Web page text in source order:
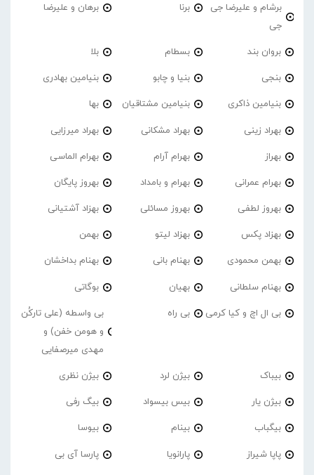
برشام و علیرضا جی
جی
برنا برهان و علیرضا
بروان بند بسطام بلا
بنجی بنیا و چابو بنیامین بهادری
بنیامین ذاکری بنیامین مشتاقیان بها
بهراد زینی بهراد مشکانی بهراد میرزایی
بهراز بهرام آرام بهرام الماسی
بهرام عمرانی بهرام و بامداد بهروز پایگان
بهروز لطفی بهروز مسائلی بهزاد آشتیانی
بهزاد پکس بهزاد لیتو بهمن
بهمن محمودی بهنام بانی بهنام بداخشان
بهنام سلطانی بهیان بوگاتی
بی ال اچ و کیا کرمی بی راه
بی واسطه (علی تارکُن
و هومن خفن) و
مهدی میرصفایی
بیباک بیژن لرد بیژن نظری
بیژن یار بیس بیسواد بیگ رفی
بیگباب بینام بیوسا
پاپا شیراز پارانویا پارسا آی بی